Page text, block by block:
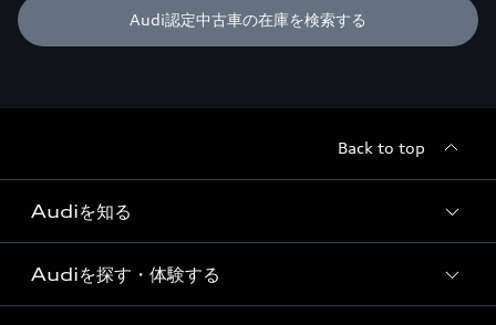
Audi認定中古車の在庫を検索する
Back to top
Audiを知る
Audi ブランド
Audiを探す・体験する